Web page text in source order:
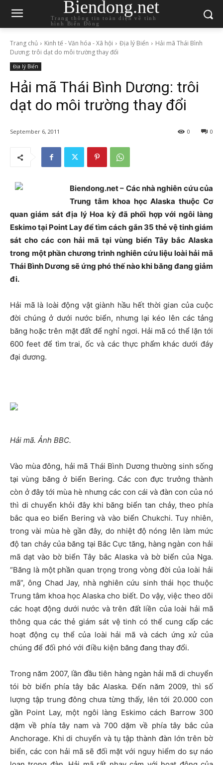
Biendong.net
Trang thông tin toàn diện về tình
hình Biển Đông
Trang chủ Kinh tế - Văn hóa - Xã hội Địa lý Biển
Hải mã Thái Bình
Dương: trôi dạt do môi trường thay đổi
Địa lý Biển
Hải mã Thái Bình Dương: trôi
dạt do môi trường thay đổi
September 6, 2011 0
0
Biendong.net – Các nhà nghiên cứu của
Trung tâm khoa học Alaska thuộc Cơ
quan giám sát địa lý Hoa kỳ đã phối hợp với ngôi làng
Eskimo tại Point Lay để tìm cách gắn 35 thẻ vệ tinh giám
sát cho các con hải mã tại vùng biển Tây bắc Alaska
trong một phần chương trình nghiên cứu liệu loài hải mã
Thái Bình Dương sẽ ứng phó thế nào khi băng đang giảm
đi.
Hải mã là loài động vật giành hầu hết thời gian của cuộc
đời chúng ở dưới nước biển, nhưng lại kéo lên các tảng
băng hoặc trên mặt đất để nghỉ ngơi. Hải mã có thể lặn tới
600 feet để tìm trai, ốc và các thực phẩm khác dưới đáy
đại dương.
Hải mã. Ảnh BBC.
Vào mùa đông, hải mã Thái Bình Dương thường sinh sống
tại vùng băng ở biển Bering. Các con đực trưởng thành
còn ở đây tới mùa hè nhưng các con cái và đàn con của nó
thì di chuyển khỏi đây khi băng biển tan chảy, theo phía
bắc qua eo biển Bering và vào biển Chukchi. Tuy nhiên,
trong vài mùa hè gần đây, do nhiệt độ nóng lên làm mức
độ tan chảy của băng tại Bắc Cực tăng, hàng ngàn con hải
mã dạt vào bờ biển Tây bắc Alaska và bờ biển của Nga.
“Băng là một phần quan trọng trong vòng đời của loài hải
mã”, ông Chad Jay, nhà nghiên cứu sinh thái học thuộc
Trung tâm khoa học Alaska cho biết. Do vậy, việc theo dõi
các hoạt động dưới nước và trên đất liền của loài hải mã
thông qua các thẻ giám sát vệ tinh có thể cung cấp các
hoạt động cụ thể của loài hải mã và cách ứng xử của
chúng để đối phó với điều kiện băng đang thay đổi.
Trong năm 2007, lần đầu tiên hàng ngàn hải mã di chuyển
tói bờ biển phía tây bắc Alaska. Đến năm 2009, thì số
lượng tập trung đông chưa từng thấy, lên tới 20.000 con
gần Point Lay, một ngôi làng Eskimo cách Barrow 300
dặm về phía tây nam và 700 dặm về phía tây bắc của
Anchorage. Khi di chuyển và tụ tập thành đàn lớn trên bờ
biển, các con hải mã sẽ đối mặt với nguy hiểm do sự náo